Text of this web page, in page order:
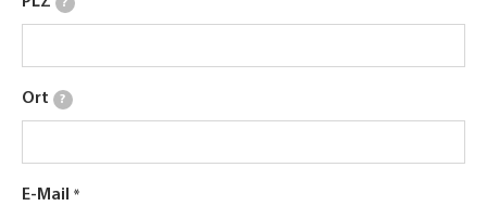
?
Ort ?
E-Mail